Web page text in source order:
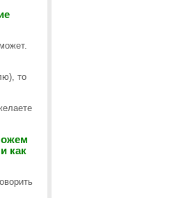
то
как